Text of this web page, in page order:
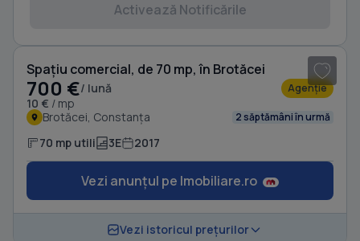
Activează Notificările
Spațiu comercial, de 70 mp, în Brotăcei
700 €/ lună
10 € / mp
Agenție
Brotăcei, Constanța 2 săptămâni în urmă
70 mp utili 3E 2017
Vezi anunțul pe Imobiliare.ro
Vezi istoricul prețurilor